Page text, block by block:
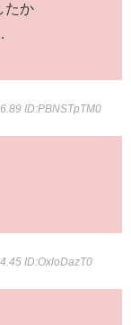
たか
ID:PBNSTpTM0
ID:OxloDazT0